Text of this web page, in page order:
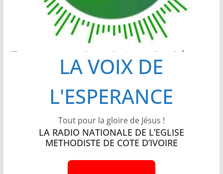
LA VOIX DE
L'ESPERANCE
Tout pour la gloire de Jésus !
LA RADIO NATIONALE DE L’EGLISE
METHODISTE DE COTE D’IVOIRE